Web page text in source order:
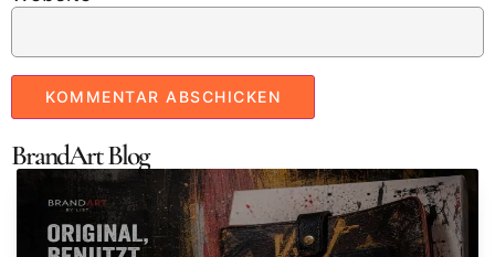
BrandArt Blog